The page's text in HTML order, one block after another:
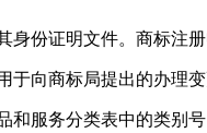
份证明文件。商标注册
向商标局提出的办理
服务分类表中的类别